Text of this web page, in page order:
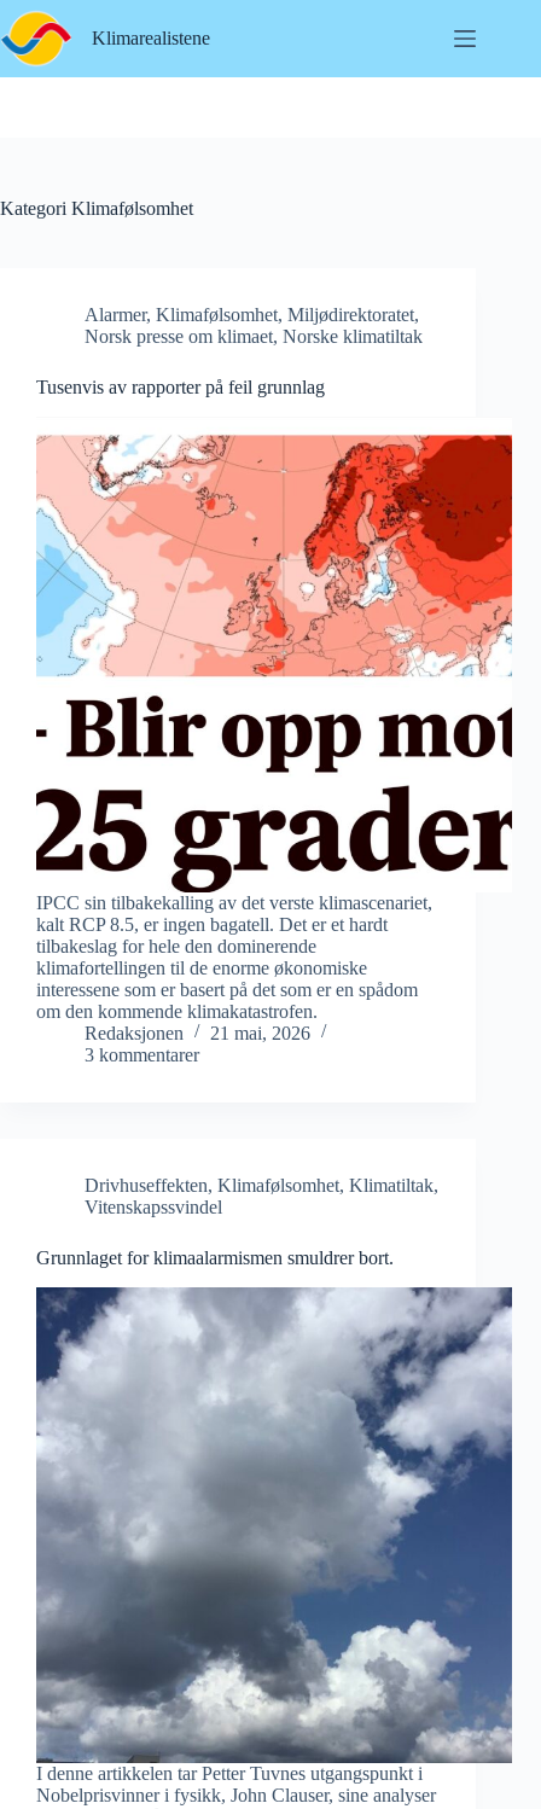
Hopp
til
innholdet
Klimarealistene
Kategori Klimafølsomhet
Alarmer, Klimafølsomhet, Miljødirektoratet,
Norsk presse om klimaet, Norske klimatiltak
Tusenvis av rapporter på feil grunnlag
IPCC sin tilbakekalling av det verste klimascenariet,
kalt RCP 8.5, er ingen bagatell. Det er et hardt
tilbakeslag for hele den dominerende
klimafortellingen til de enorme økonomiske
interessene som er basert på det som er en spådom
om den kommende klimakatastrofen.
Redaksjonen
21 mai, 2026
3 kommentarer
Drivhuseffekten, Klimafølsomhet, Klimatiltak,
Vitenskapssvindel
Grunnlaget for klimaalarmismen smuldrer bort.
I denne artikkelen tar Petter Tuvnes utgangspunkt i
Nobelprisvinner i fysikk, John Clauser, sine analyser